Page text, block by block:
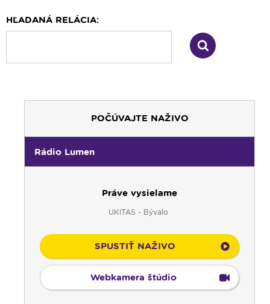
HĽADANÁ RELÁCIA:
POČÚVAJTE NAŽIVO
Rádio Lumen
Práve vysielame
UKITAS - Bývalo
SPUSTIŤ NAŽIVO
Webkamera štúdio